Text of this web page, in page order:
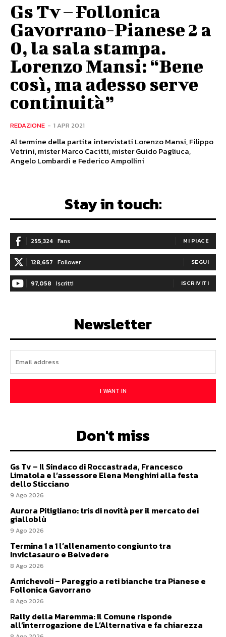
Gs Tv – Follonica
Gavorrano-Pianese 2 a
0, la sala stampa.
Lorenzo Mansi: “Bene
così, ma adesso serve
continuità”
REDAZIONE - 1 APR 2021
Al termine della partita intervistati Lorenzo Mansi, Filippo
Vetrini, mister Marco Cacitti, mister Guido Pagliuca,
Angelo Lombardi e Federico Ampollini
Stay in touch:
255,324 Fans MI PIACE
128,657 Follower SEGUI
97,058 Iscritti ISCRIVITI
Newsletter
I WANT IN
Don't miss
Gs Tv – Il Sindaco di Roccastrada, Francesco
Limatola e l’assessore Elena Menghini alla festa
dello Sticciano
9 Ago 2026
Aurora Pitigliano: tris di novità per il mercato dei
gialloblù
9 Ago 2026
Termina 1 a 1 l’allenamento congiunto tra
Invictasauro e Belvedere
8 Ago 2026
Amichevoli – Pareggio a reti bianche tra Pianese e
Follonica Gavorrano
8 Ago 2026
Rally della Maremma: il Comune risponde
all’interrogazione de L’Alternativa e fa chiarezza